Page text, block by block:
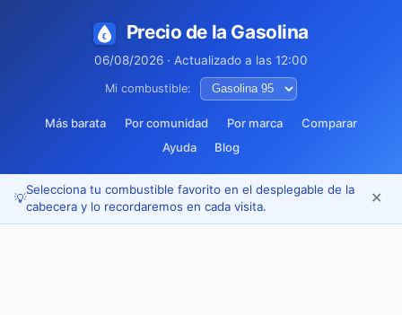
Precio de la Gasolina
06/08/2026 · Actualizado a las 12:00
Mi combustible:
Más barata Por comunidad Por marca
Comparar
Ayuda
Blog
💡
Selecciona tu combustible favorito en el desplegable de la
cabecera y lo recordaremos en cada visita.
✕